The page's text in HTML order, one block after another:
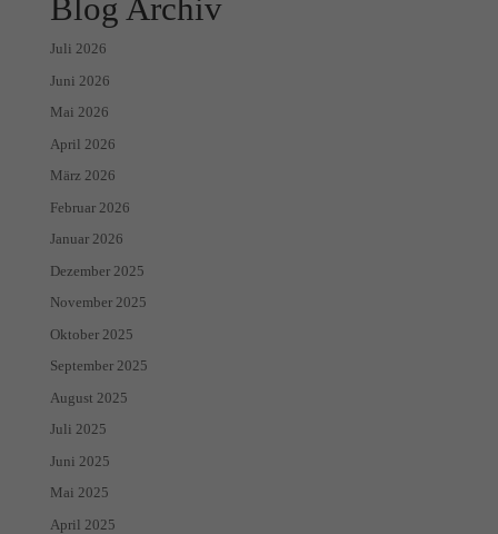
Blog Archiv
Juli 2026
Juni 2026
Mai 2026
April 2026
März 2026
Februar 2026
Januar 2026
Dezember 2025
November 2025
Oktober 2025
September 2025
August 2025
Juli 2025
Juni 2025
Mai 2025
April 2025